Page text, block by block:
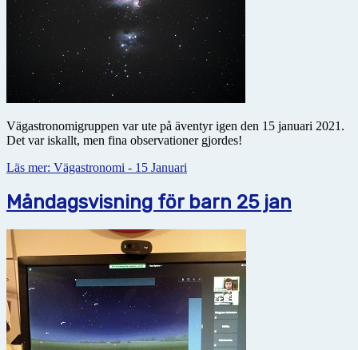
Vägastronomigruppen var ute på äventyr igen den 15 januari 2021.
Det var iskallt, men fina observationer gjordes!
Läs mer: Vägastronomi - 15 Januari
Måndagsvisning för barn 25 jan